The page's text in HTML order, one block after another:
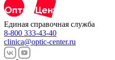
Единая справочная служба
8-800 333-43-40
clinica@optic-center.ru